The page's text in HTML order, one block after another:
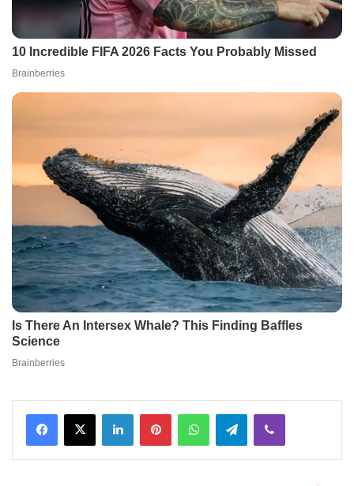
Facebook
X LinkedInPinterestWhatsAppTelegramViber